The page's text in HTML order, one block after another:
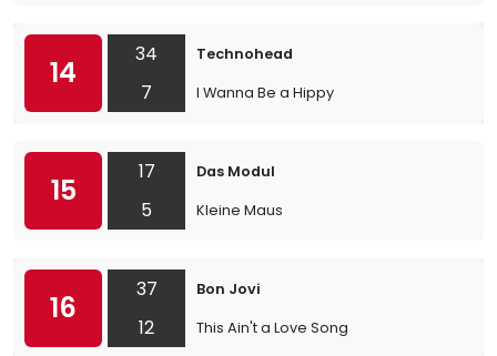
14
34
7
Technohead
I Wanna Be a Hippy
15
17
5
Das Modul
Kleine Maus
16
37
12
Bon Jovi
This Ain't a Love Song